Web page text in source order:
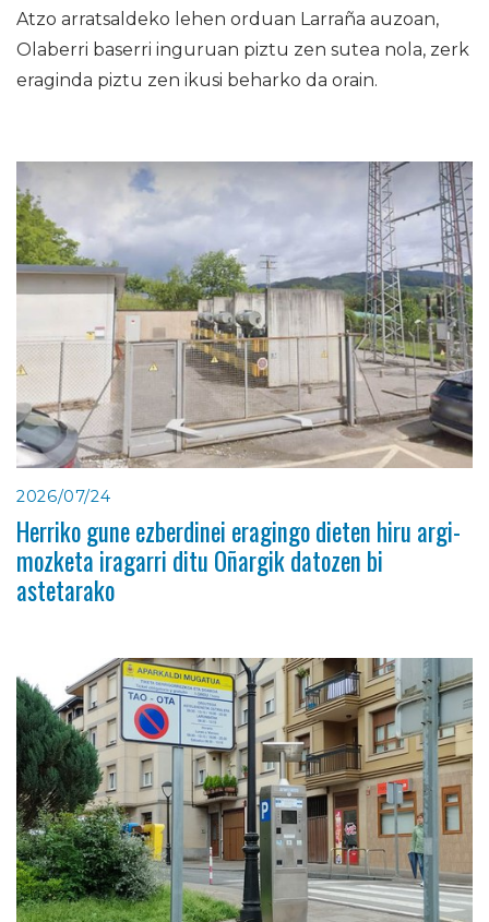
Atzo arratsaldeko lehen orduan Larraña auzoan,
Olaberri baserri inguruan piztu zen sutea nola, zerk
eraginda piztu zen ikusi beharko da orain.
2026/07/24
Herriko gune ezberdinei eragingo dieten hiru argi-
mozketa iragarri ditu Oñargik datozen bi
astetarako